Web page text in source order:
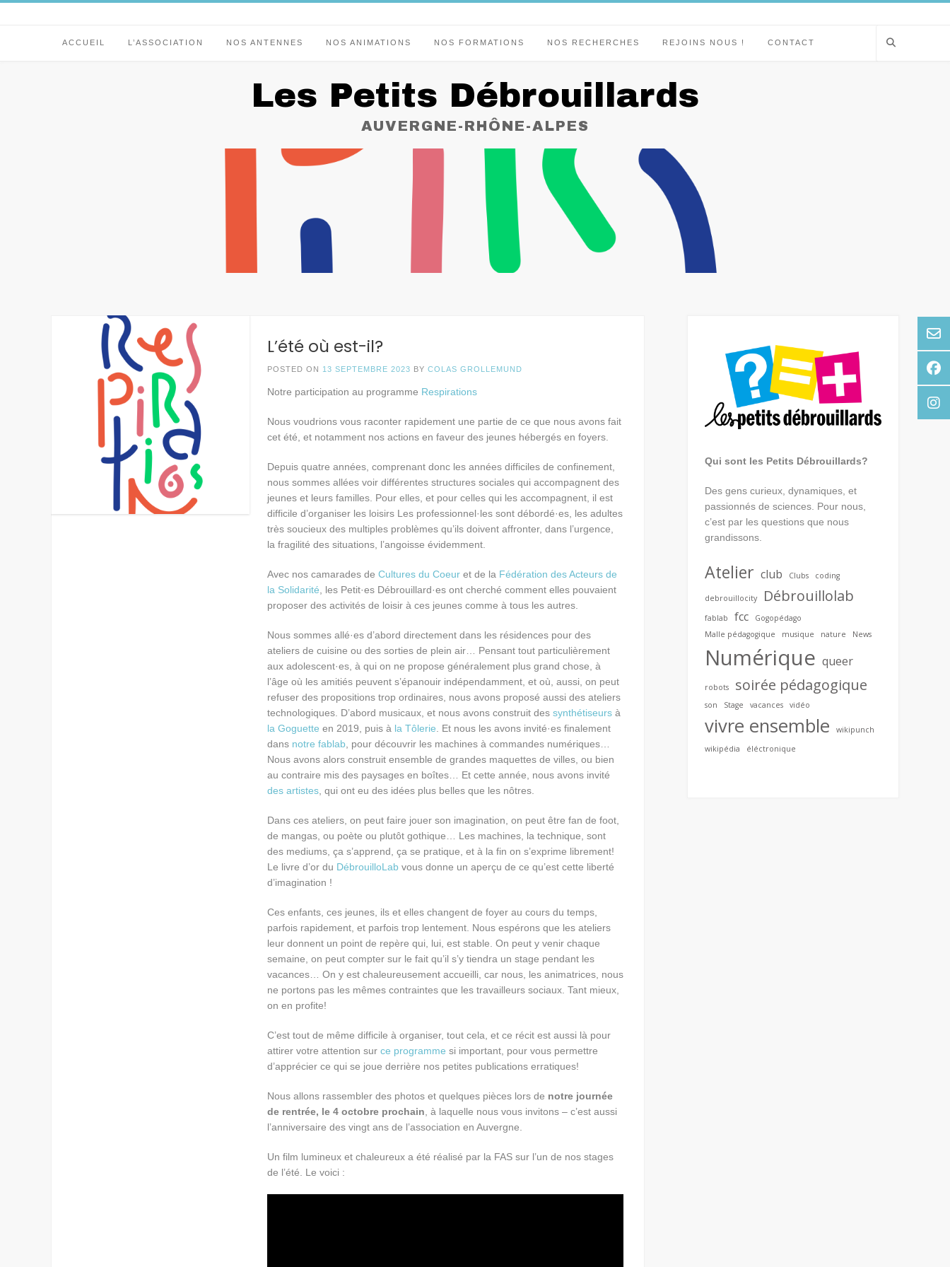
ACCUEIL L’ASSOCIATION NOS ANTENNES NOS ANIMATIONS NOS FORMATIONS NOS RECHERCHES REJOINS NOUS ! CONTACT
Les Petits Débrouillards
AUVERGNE-RHÔNE-ALPES
L’été où est-il?
POSTED ON 13 SEPTEMBRE 2023 BYCOLAS GROLLEMUND
Notre participation au programme Respirations
Nous voudrions vous raconter rapidement une partie de ce que nous avons fait
cet été, et notamment nos actions en faveur des jeunes hébergés en foyers.
Depuis quatre années, comprenant donc les années difficiles de confinement,
nous sommes allées voir différentes structures sociales qui accompagnent des
jeunes et leurs familles. Pour elles, et pour celles qui les accompagnent, il est
difficile d’organiser les loisirs Les professionnel·les sont débordé·es, les adultes
très soucieux des multiples problèmes qu’ils doivent affronter, dans l’urgence,
la fragilité des situations, l’angoisse évidemment.
Avec nos camarades deCultures du Coeuret de la Fédération des Acteurs de
la Solidarité , les Petit·es Débrouillard·es ont cherché comment elles pouvaient
proposer des activités de loisir à ces jeunes comme à tous les autres.
Nous sommes allé·es d’abord directement dans les résidences pour des
ateliers de cuisine ou des sorties de plein air… Pensant tout particulièrement
aux adolescent·es, à qui on ne propose généralement plus grand chose, à
l’âge où les amitiés peuvent s’épanouir indépendamment, et où, aussi, on peut
refuser des propositions trop ordinaires, nous avons proposé aussi des ateliers
technologiques. D’abord musicaux, et nous avons construit dessynthétiseurs à
la Goguette en 2019, puis à la Tôlerie . Et nous les avons invité·es finalement
dans notre fablab , pour découvrir les machines à commandes numériques…
Nous avons alors construit ensemble de grandes maquettes de villes, ou bien
au contraire mis des paysages en boîtes… Et cette année, nous avons invité
des artistes , qui ont eu des idées plus belles que les nôtres.
Dans ces ateliers, on peut faire jouer son imagination, on peut être fan de foot,
de mangas, ou poète ou plutôt gothique… Les machines, la technique, sont
des mediums, ça s’apprend, ça se pratique, et à la fin on s’exprime librement!
Le livre d’or du DébrouilloLab vous donne un aperçu de ce qu’est cette liberté
d’imagination !
Ces enfants, ces jeunes, ils et elles changent de foyer au cours du temps,
parfois rapidement, et parfois trop lentement. Nous espérons que les ateliers
leur donnent un point de repère qui, lui, est stable. On peut y venir chaque
semaine, on peut compter sur le fait qu’il s’y tiendra un stage pendant les
vacances… On y est chaleureusement accueilli, car nous, les animatrices, nous
ne portons pas les mêmes contraintes que les travailleurs sociaux. Tant mieux,
on en profite!
C’est tout de même difficile à organiser, tout cela, et ce récit est aussi là pour
attirer votre attention surce programmesi important, pour vous permettre
d’apprécier ce qui se joue derrière nos petites publications erratiques!
Nous allons rassembler des photos et quelques pièces lors de notre journée
de rentrée, le 4 octobre prochain , à laquelle nous vous invitons – c’est aussi
l’anniversaire des vingt ans de l’association en Auvergne.
Un film lumineux et chaleureux a été réalisé par la FAS sur l’un de nos stages
de l’été. Le voici :
Qui sont les Petits Débrouillards?
Des gens curieux, dynamiques, et
passionnés de sciences. Pour nous,
c’est par les questions que nous
grandissons.
Atelier club Clubs coding
debrouillocity Débrouillolab
fablab fcc
Gogopédago
Malle pédagogique
musique nature News
Numérique queer
robots soirée pédagogique
son Stage vacances vidéo
vivre ensemble
wikipunch
wikipédia
éléctronique